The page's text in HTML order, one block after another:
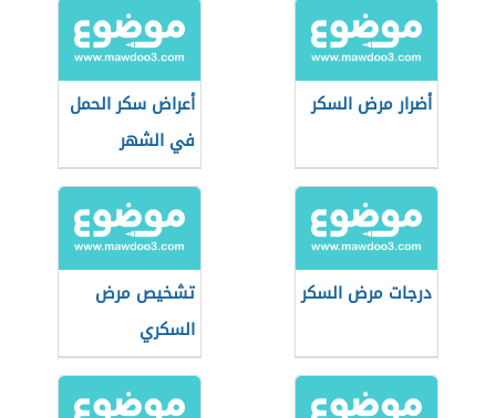
أضرار مرض السكر
أعراض سكر الحمل
في الشهر
السادس
درجات مرض السكر
تشخيص مرض
السكري